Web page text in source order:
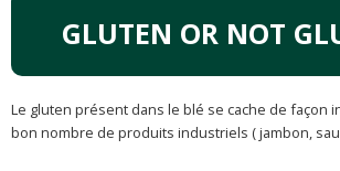
GLUTEN OR NOT
Le gluten présent dans le blé se cache de façon
bon nombre de produits industriels ( jambon,